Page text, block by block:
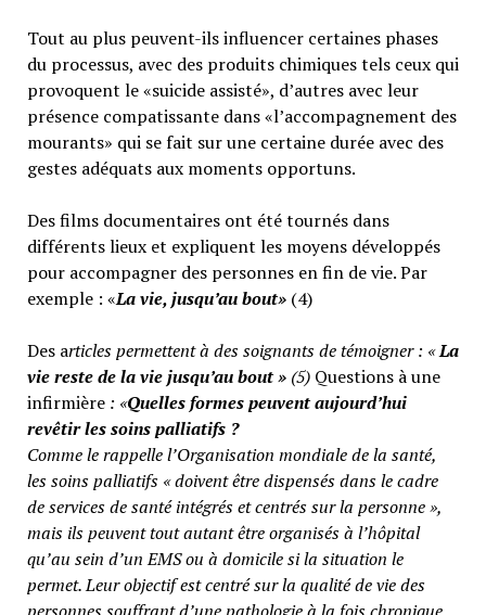
Tout au plus peuvent-ils influencer certaines phases
du processus, avec des produits chimiques tels ceux qui
provoquent le «suicide assisté», d’autres avec leur
présence compatissante dans «l’accompagnement des
mourants» qui se fait sur une certaine durée avec des
gestes adéquats aux moments opportuns.
Des films documentaires ont été tournés dans
différents lieux et expliquent les moyens développés
pour accompagner des personnes en fin de vie. Par
exemple : «La vie, jusqu’au bout»(4)
Des articles permettent à des soignants de témoigner : «La
vie reste de la vie jusqu’au bout »(5) Questions à une
infirmière: «Quelles formes peuvent aujourd’hui
revêtir les soins palliatifs ?
Comme le rappelle l’Organisation mondiale de la santé,
les soins palliatifs « doivent être dispensés dans le cadre
de services de santé intégrés et centrés sur la personne »,
mais ils peuvent tout autant être organisés à l’hôpital
qu’au sein d’un EMS ou à domicile si la situation le
permet. Leur objectif est centré sur la qualité de vie des